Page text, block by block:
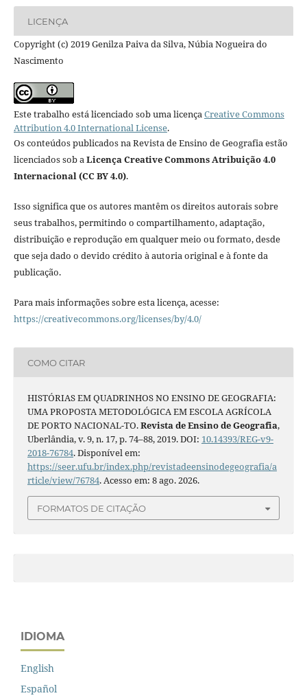
LICENÇA
Copyright (c) 2019 Genilza Paiva da Silva, Núbia Nogueira do
Nascimento
Este trabalho está licenciado sob uma licençaCreative Commons
Attribution 4.0 International License.
Os conteúdos publicados na Revista de Ensino de Geografia estão
licenciados sob aLicença Creative Commons Atribuição 4.0
Internacional (CC BY 4.0).
Isso significa que os autores mantêm os direitos autorais sobre
seus trabalhos, permitindo o compartilhamento, adaptação,
distribuição e reprodução em qualquer meio ou formato, desde
que seja dado o devido crédito à autoria original e à fonte da
publicação.
Para mais informações sobre esta licença, acesse:
https://creativecommons.org/licenses/by/4.0/
COMO CITAR
HISTÓRIAS EM QUADRINHOS NO ENSINO DE GEOGRAFIA:
UMA PROPOSTA METODOLÓGICA EM ESCOLA AGRÍCOLA
DE PORTO NACIONAL-TO.Revista de Ensino de Geografia,
Uberlândia, v. 9, n. 17, p. 74–88, 2019. DOI: 10.14393/REG-v9-
2018-76784. Disponível em:
https://seer.ufu.br/index.php/revistadeensinodegeografia/a
rticle/view/76784. Acesso em: 8 ago. 2026.
FORMATOS DE CITAÇÃO
IDIOMA
English
Español